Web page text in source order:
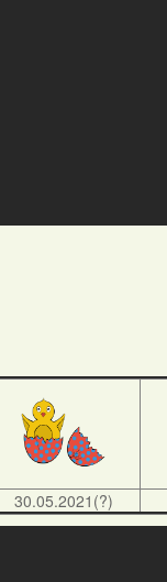
30.05.2021(?)